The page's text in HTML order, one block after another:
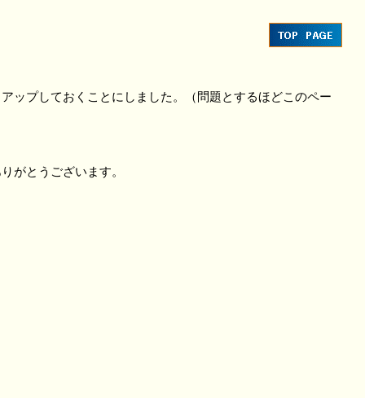
プしておくことにしました。（問題とするほどこのペー
がとうございます。